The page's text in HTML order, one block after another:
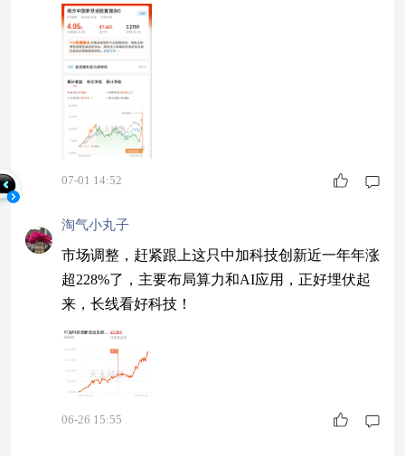
07-01 14:52
淘气小丸子
市场调整，赶紧跟上这只中加科技创新近一年年涨
超228%了，主要布局算力和AI应用，正好埋伏起
来，长线看好科技！
06-26 15:55